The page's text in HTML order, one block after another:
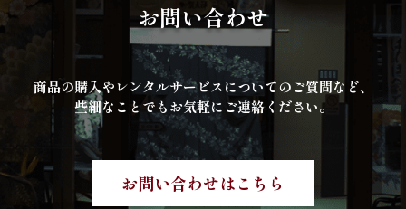
お問い合わせ
商品の購入やレンタルサービスについてのご質問など、
些細なことでもお気軽にご連絡ください。
お問い合わせはこちら